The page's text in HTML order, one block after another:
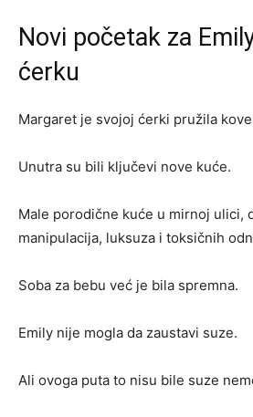
Novi početak za
ćerku
Margaret je svojoj ćerki pružila
Unutra su bili ključevi nove kuće.
Male porodične kuće u mirnoj ulici,
manipulacija, luksuza i toksičnih
Soba za bebu već je bila spremna.
Emily nije mogla da zaustavi suze.
Ali ovoga puta to nisu bile suze